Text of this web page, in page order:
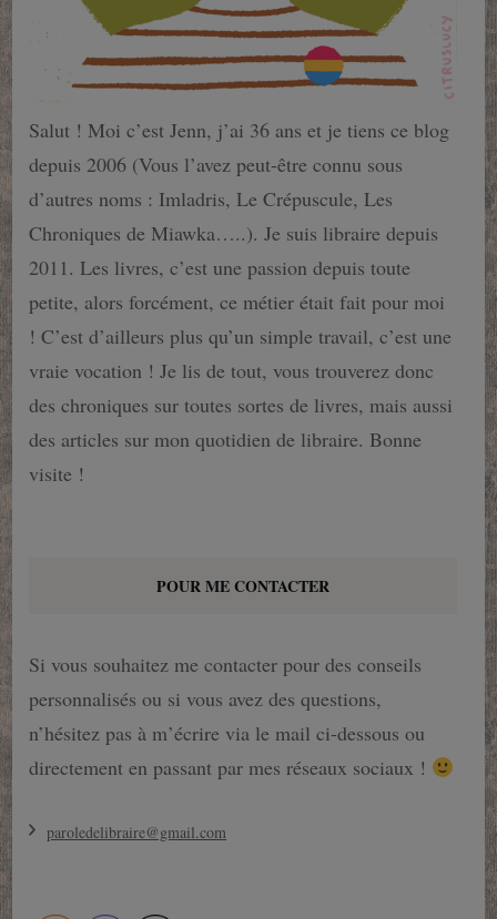
Salut ! Moi c’est Jenn, j’ai 36 ans et je tiens ce blog
depuis 2006 (Vous l’avez peut-être connu sous
d’autres noms : Imladris, Le Crépuscule, Les
Chroniques de Miawka…..). Je suis libraire depuis
2011. Les livres, c’est une passion depuis toute
petite, alors forcément, ce métier était fait pour moi
! C’est d’ailleurs plus qu’un simple travail, c’est une
vraie vocation ! Je lis de tout, vous trouverez donc
des chroniques sur toutes sortes de livres, mais aussi
des articles sur mon quotidien de libraire. Bonne
visite !
POUR ME CONTACTER
Si vous souhaitez me contacter pour des conseils
personnalisés ou si vous avez des questions,
n’hésitez pas à m’écrire via le mail ci-dessous ou
directement en passant par mes réseaux sociaux !
paroledelibraire@gmail.com